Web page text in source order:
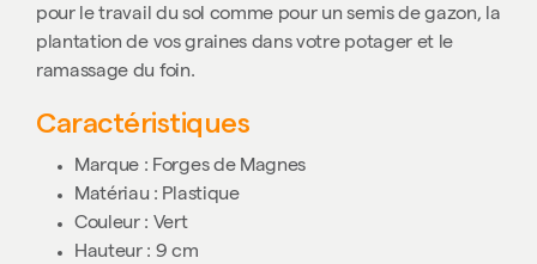
pour le travail du sol comme pour un semis de gazon, la
plantation de vos graines dans votre potager et le
ramassage du foin.
Caractéristiques
Marque : Forges de Magnes
Matériau : Plastique
Couleur : Vert
Hauteur : 9 cm